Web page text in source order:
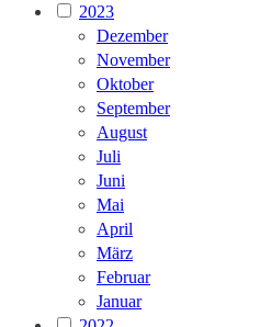
2023
Dezember
November
Oktober
September
August
Juli
Juni
Mai
April
März
Februar
Januar